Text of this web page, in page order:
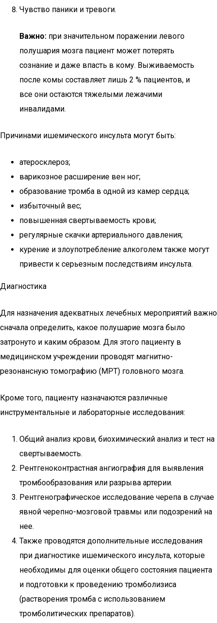
Чувство паники и тревоги.
Важно: при значительном поражении левого
полушария мозга пациент может потерять
сознание и даже впасть в кому. Выживаемость
после комы составляет лишь 2 % пациентов, и
все они остаются тяжелыми лежачими
инвалидами.
Причинами ишемического инсульта могут быть:
атеросклероз;
варикозное расширение вен ног;
образование тромба в одной из камер сердца;
избыточный вес;
повышенная свертываемость крови;
регулярные скачки артериального давления;
курение и злоупотребление алкоголем также могут
привести к серьезным последствиям инсульта.
Диагностика
Для назначения адекватных лечебных мероприятий важно
сначала определить, какое полушарие мозга было
затронуто и каким образом. Для этого пациенту в
медицинском учреждении проводят магнитно-
резонансную томографию (МРТ) головного мозга.
Кроме того, пациенту назначаются различные
инструментальные и лабораторные исследования:
Общий анализ крови, биохимический анализ и тест на
свертываемость.
Рентгеноконтрастная ангиография для выявления
тромбообразования или разрыва артерии.
Рентгенографическое исследование черепа в случае
явной черепно-мозговой травмы или подозрений на
нее.
Также проводятся дополнительные исследования
при диагностике ишемического инсульта, которые
необходимы для оценки общего состояния пациента
и подготовки к проведению тромболизиса
(растворения тромба с использованием
тромболитических препаратов).